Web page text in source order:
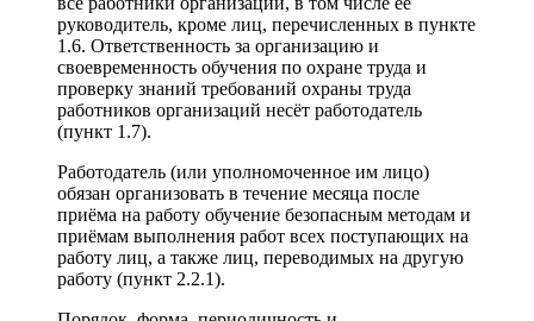
руководитель, кроме лиц, перечисленных в пункте
1.6. Ответственность за организацию и
своевременность обучения по охране труда и
проверку знаний требований охраны труда
работников организаций несёт работодатель
(пункт 1.7).
Работодатель (или уполномоченное им лицо)
обязан организовать в течение месяца после
приёма на работу обучение безопасным методам и
приёмам выполнения работ всех поступающих на
работу лиц, а также лиц, переводимых на другую
работу (пункт 2.2.1).